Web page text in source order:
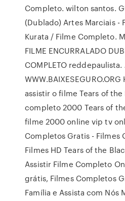
Completo. wilton santos.
(Dublado) Artes Marciais -
Kurata / Filme Completo.
FILME ENCURRALADO
COMPLETO
assistir o filme Tears of
completo 2000 Tears of
filme 2000 online vip tv
Completos Gratis - Filmes
Filmes HD Tears of the
Assistir Filme Completo
grátis, Filmes Completos
Família e Assista com Nós